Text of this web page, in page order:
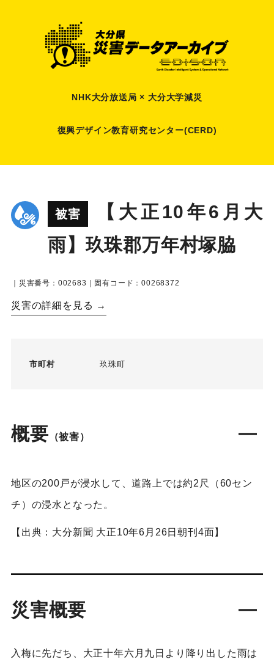
NHK大分放送局 × 大分大学減災
復興デザイン教育研究センター(CERD)
被害
【大正10年6月大
雨】玖珠郡万年村塚脇
｜災害番号：002683｜固有コード：00268372
災害の詳細を見る →
市町村 玖珠町
概要 （被害）
地区の200戸が浸水して、道路上では約2尺（60セン
チ）の浸水となった。
【出典：大分新聞 大正10年6月26日朝刊4面】
災害概要
入梅に先だち、大正十年六月九日より降り出した雨は